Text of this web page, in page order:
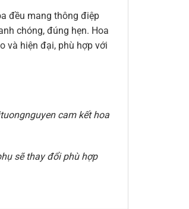
đều mang thông điệp
chóng, đúng hẹn. Hoa
và hiện đại, phù hợp với
cam kết hoa
sẽ thay đổi phù hợp